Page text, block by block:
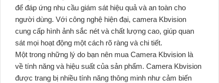
để đáp ứng nhu cầu giám sát hiệu quả và an toàn cho
người dùng. Với công nghệ hiện đại, camera Kbvision
cung cấp hình ảnh sắc nét và chất lượng cao, giúp quan
sát mọi hoạt động một cách rõ ràng và chi tiết.
Một trong những lý do bạn nên mua Camera Kbvision là
về tính năng và hiệu suất của sản phẩm. Camera Kbvision
được trang bị nhiều tính năng thông minh như cảm biến